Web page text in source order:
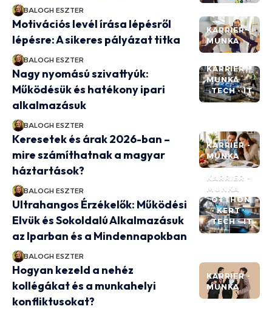
BALOGH ESZTER
KARRIER -
MUNKA
Motivációs levél írása lépésről
lépésre: A sikeres pályázat titka
BALOGH ESZTER
KARRIER -
MUNKA
TECH - IT
Nagy nyomású szivattyúk:
Működésük és hatékony ipari
alkalmazásuk
BALOGH ESZTER
KARRIER -
MUNKA
Keresetek és árak 2026-ban –
mire számíthatnak a magyar
háztartások?
BALOGH ESZTER
KARRIER -
MUNKA
OTTHON
- KERT
TECH - IT
Ultrahangos Érzékelők: Működési
Elvük és Sokoldalú Alkalmazásuk
az Iparban és a Mindennapokban
BALOGH ESZTER
KARRIER -
MUNKA
Hogyan kezeld a nehéz
kollégákat és a munkahelyi
konfliktusokat?